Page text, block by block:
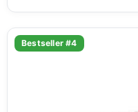
Bestseller #4